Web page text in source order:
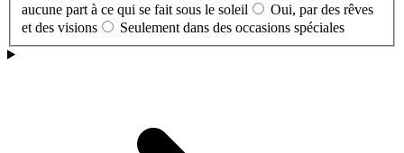
aucune part à ce qui se fait sous le soleil
Oui, par des rêves
et des visions
Seulement dans des occasions spéciales